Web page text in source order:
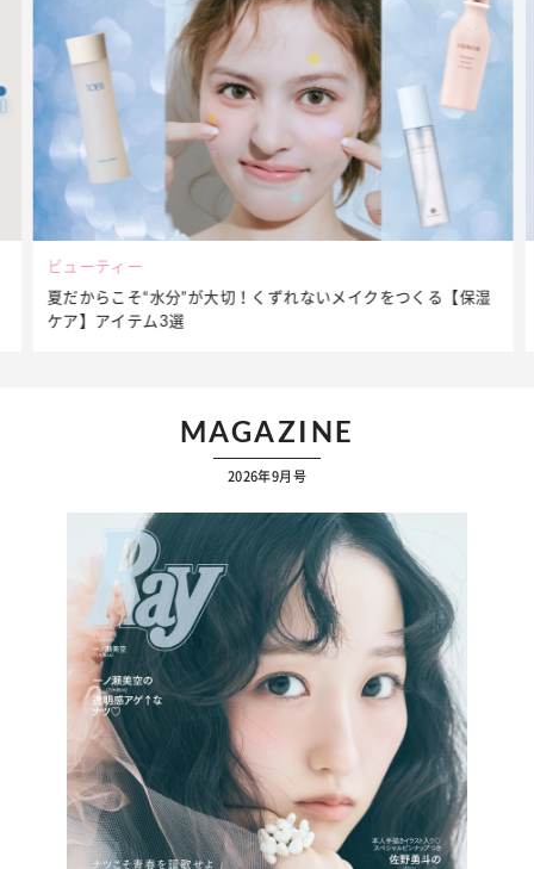
ビューティー
夏だからこそ“水分”が大切！くずれないメイクをつくる【保湿
ケア】アイテム3選
MAGAZINE
2026年9月号